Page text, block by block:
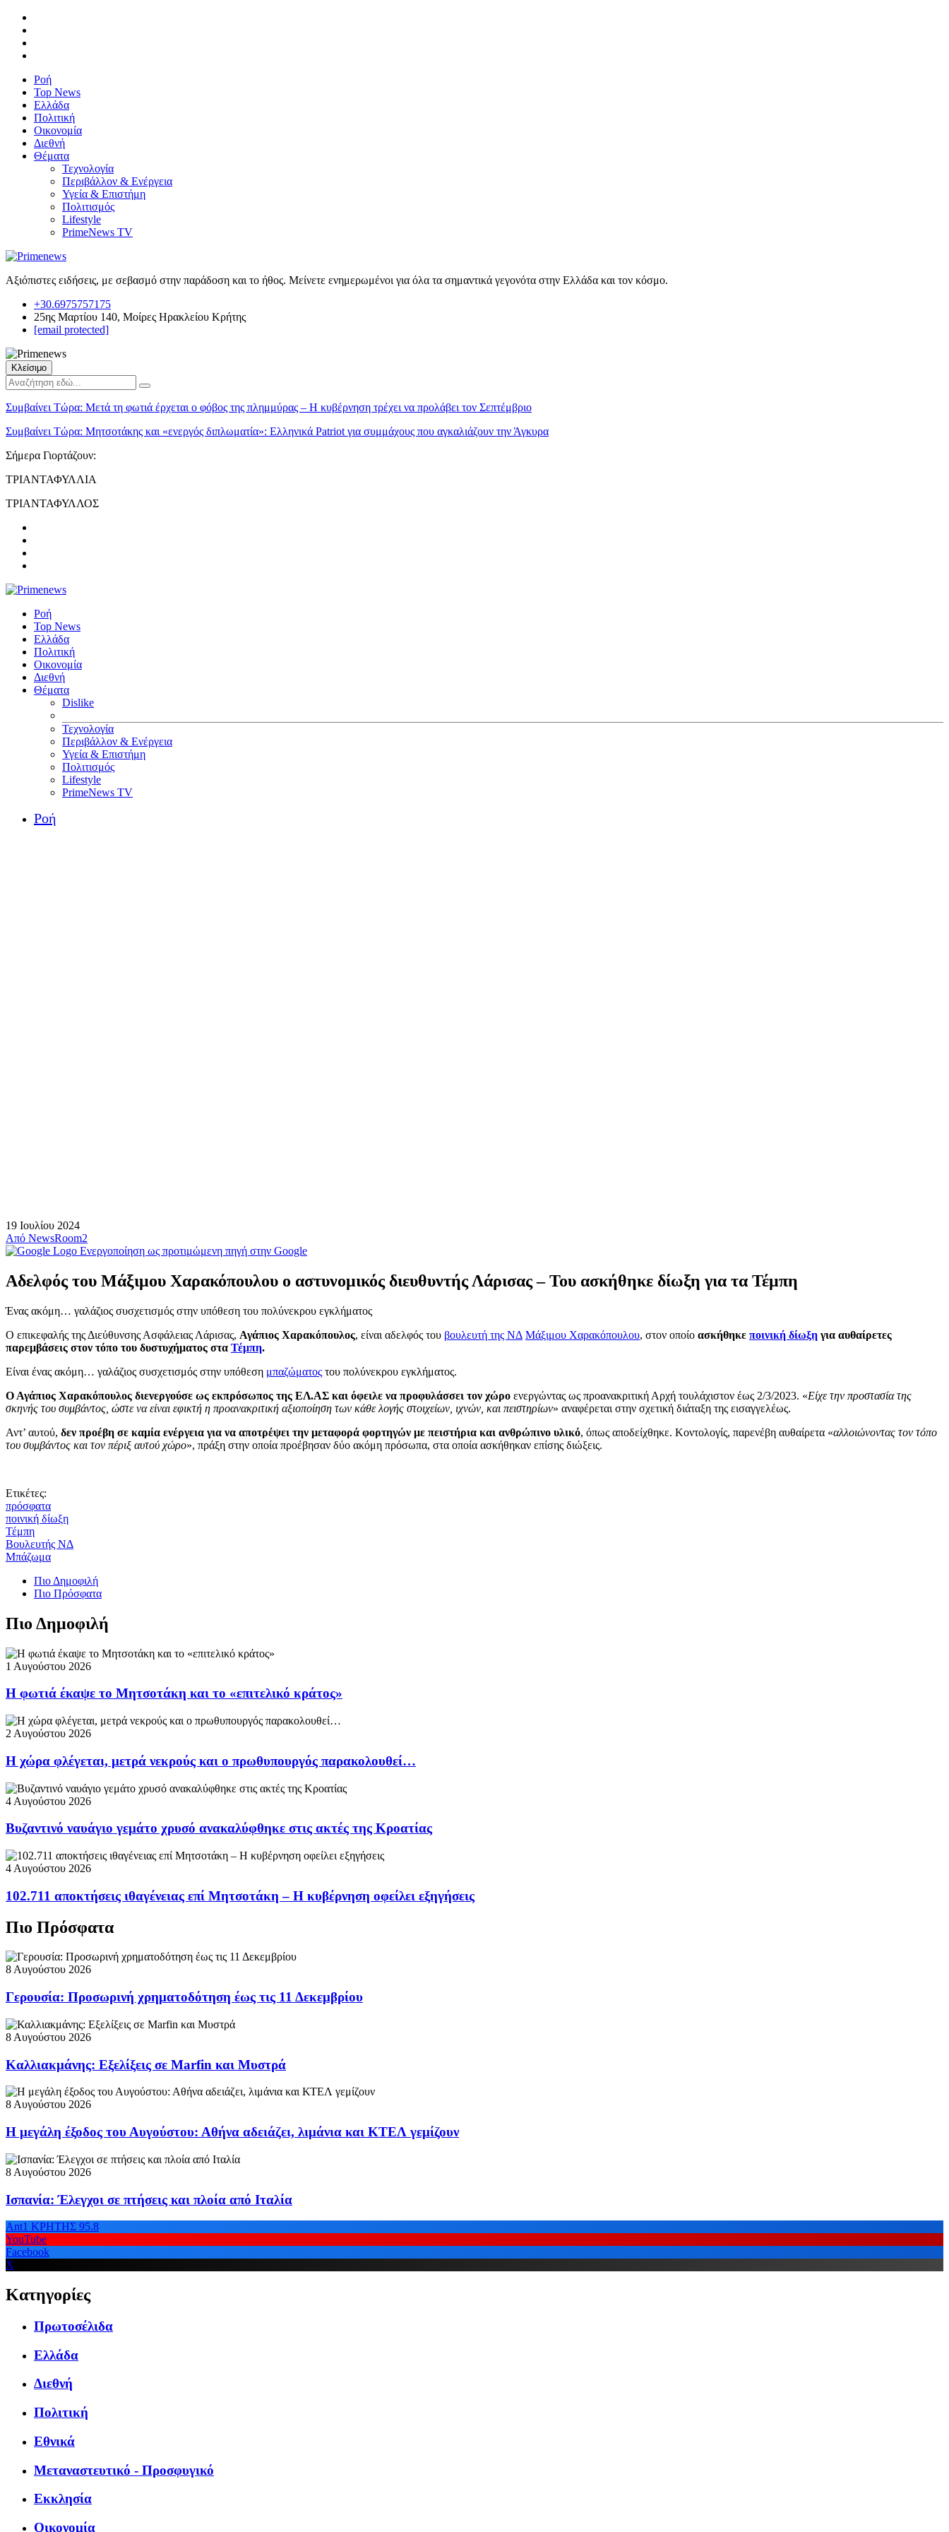
Ροή
Top News
Ελλάδα
Πολιτική
Οικονομία
Διεθνή
Θέματα
Τεχνολογία
Περιβάλλον & Ενέργεια
Υγεία & Επιστήμη
Πολιτισμός
Lifestyle
PrimeNews TV
Αξιόπιστες ειδήσεις, με σεβασμό στην παράδοση και το ήθος. Μείνετε ενημερωμένοι για όλα τα σημαντικά γεγονότα στην Ελλάδα και τον κόσμο.
+30.6975757175
25ης Μαρτίου 140, Μοίρες Ηρακλείου Κρήτης
[email protected]
Κλείσιμο
Συμβαίνει Τώρα: Μετά τη φωτιά έρχεται ο φόβος της πλημμύρας – Η κυβέρνηση τρέχει να προλάβει τον Σεπτέμβριο
Συμβαίνει Τώρα: Μητσοτάκης και «ενεργός διπλωματία»: Ελληνικά Patriot για συμμάχους που αγκαλιάζουν την Άγκυρα
Σήμερα Γιορτάζουν:
ΤΡΙΑΝΤΑΦΥΛΛΙΑ
ΤΡΙΑΝΤΑΦΥΛΛΟΣ
Ροή
Top News
Ελλάδα
Πολιτική
Οικονομία
Διεθνή
Θέματα
Dislike
Τεχνολογία
Περιβάλλον & Ενέργεια
Υγεία & Επιστήμη
Πολιτισμός
Lifestyle
PrimeNews TV
Ροή
19 Ιουλίου 2024
Από NewsRoom2
Ενεργοποίηση ως προτιμώμενη πηγή στην Google
Αδελφός του Μάξιμου Χαρακόπουλου ο αστυνομικός διευθυντής Λάρισας – Του ασκήθηκε δίωξη για τα Τέμπη
Ένας ακόμη… γαλάζιος συσχετισμός στην υπόθεση του πολύνεκρου εγκλήματος
Ο επικεφαλής της Διεύθυνσης Ασφάλειας Λάρισας, Αγάπιος Χαρακόπουλος, είναι αδελφός του βουλευτή της ΝΔ Μάξιμου Χαρακόπουλου, στον οποίο ασκήθηκε ποινική δίωξη για αυθαίρετες
παρεμβάσεις στον τόπο του δυστυχήματος στα Τέμπη.
Είναι ένας ακόμη… γαλάζιος συσχετισμός στην υπόθεση μπαζώματος του πολύνεκρου εγκλήματος.
Ο Αγάπιος Χαρακόπουλος διενεργούσε ως εκπρόσωπος της ΕΛ.ΑΣ και όφειλε να προφυλάσσει τον χώρο ενεργώντας ως προανακριτική Αρχή τουλάχιστον έως 2/3/2023. «Είχε την προστασία της
σκηνής του συμβάντος, ώστε να είναι εφικτή η προανακριτική αξιοποίηση των κάθε λογής στοιχείων, ιχνών, και πειστηρίων» αναφέρεται στην σχετική διάταξη της εισαγγελέως.
Αντ’ αυτού, δεν προέβη σε καμία ενέργεια για να αποτρέψει την μεταφορά φορτηγών με πειστήρια και ανθρώπινο υλικό, όπως αποδείχθηκε. Κοντολογίς, παρενέβη αυθαίρετα «αλλοιώνοντας τον τόπο
του συμβάντος και τον πέριξ αυτού χώρο», πράξη στην οποία προέβησαν δύο ακόμη πρόσωπα, στα οποία ασκήθηκαν επίσης διώξεις.
Ετικέτες:
πρόσφατα
ποινική δίωξη
Τέμπη
Βουλευτής ΝΔ
Μπάζωμα
Πιο Δημοφιλή
Πιο Πρόσφατα
Πιο Δημοφιλή
1 Αυγούστου 2026
Η φωτιά έκαψε το Μητσοτάκη και το «επιτελικό κράτος»
2 Αυγούστου 2026
Η χώρα φλέγεται, μετρά νεκρούς και ο πρωθυπουργός παρακολουθεί…
4 Αυγούστου 2026
Βυζαντινό ναυάγιο γεμάτο χρυσό ανακαλύφθηκε στις ακτές της Κροατίας
4 Αυγούστου 2026
102.711 αποκτήσεις ιθαγένειας επί Μητσοτάκη – Η κυβέρνηση οφείλει εξηγήσεις
Πιο Πρόσφατα
8 Αυγούστου 2026
Γερουσία: Προσωρινή χρηματοδότηση έως τις 11 Δεκεμβρίου
8 Αυγούστου 2026
Καλλιακμάνης: Εξελίξεις σε Marfin και Μυστρά
8 Αυγούστου 2026
Η μεγάλη έξοδος του Αυγούστου: Αθήνα αδειάζει, λιμάνια και ΚΤΕΛ γεμίζουν
8 Αυγούστου 2026
Ισπανία: Έλεγχοι σε πτήσεις και πλοία από Ιταλία
Ant1 ΚΡΗΤΗΣ 95.8
YouTube
Facebook
X
Κατηγορίες
Πρωτοσέλιδα
Ελλάδα
Διεθνή
Πολιτική
Εθνικά
Μεταναστευτικό - Προσφυγικό
Εκκλησία
Οικονομία